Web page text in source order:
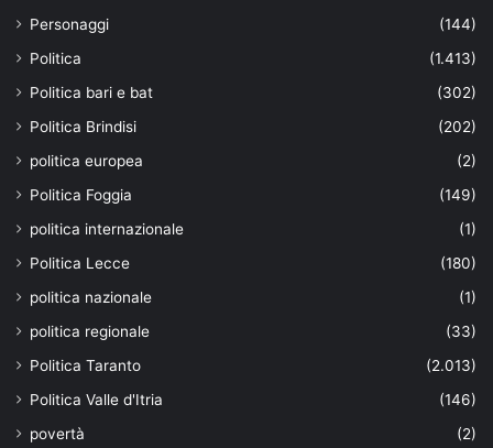
Personaggi
(144)
Politica
(1.413)
Politica bari e bat
(302)
Politica Brindisi
(202)
politica europea
(2)
Politica Foggia
(149)
politica internazionale
(1)
Politica Lecce
(180)
politica nazionale
(1)
politica regionale
(33)
Politica Taranto
(2.013)
Politica Valle d'Itria
(146)
povertà
(2)